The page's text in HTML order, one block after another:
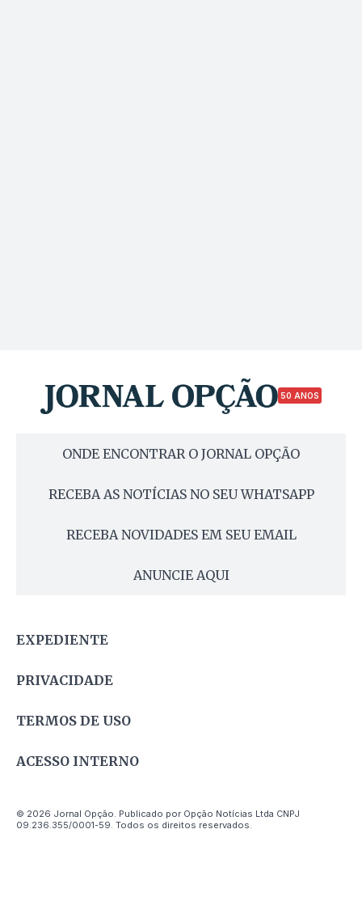
50 ANOS
ONDE ENCONTRAR O JORNAL OPÇÃO
RECEBA AS NOTÍCIAS NO SEU WHATSAPP
RECEBA NOVIDADES EM SEU EMAIL
ANUNCIE AQUI
EXPEDIENTE
PRIVACIDADE
TERMOS DE USO
ACESSO INTERNO
© 2026 Jornal Opção. Publicado por Opção Notícias Ltda CNPJ
09.236.355/0001-59. Todos os direitos reservados.